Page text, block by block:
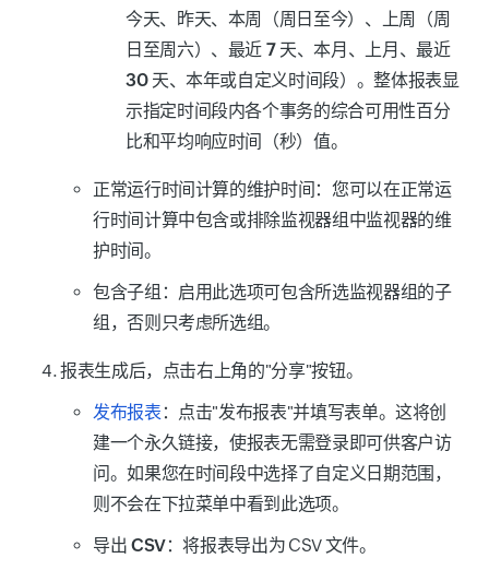
今天、昨天、本周（周日至今）、上周（周
日至周六）、最近 7 天、本月、上月、最近
30 天、本年或自定义时间段） 。整体报表显
示指定时间段内各个事务的综合可用性百分
比和平均响应时间（秒）值。
正常运行时间计算的维护时间 ：您可以在正常运
行时间计算中包含或排除监视器组中监视器的维
护时间。
包含子组 ：启用此选项可包含所选监视器组的子
组，否则只考虑所选组。
报表生成后，点击右上角的"分享"按钮。
发布报表 ：点击"发布报表"并填写表单。这将创
建一个永久链接，使报表无需登录即可供客户访
问。如果您在时间段中选择了自定义日期范围，
则不会在下拉菜单中看到此选项。
导出 CSV：将报表导出为 CSV 文件。